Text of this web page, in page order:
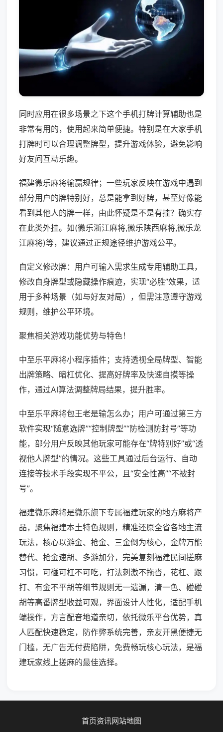
同时应用在很多场景之下这个手机打牌计算辅助也是
非常有用的，使用起来简单便捷。特别是在大家手机
打牌时可以合理调整牌型，提升游戏体验，避免影响
好友间互动乐趣。
福建微乐麻将输赢规律；一些玩家反映在游戏中遇到
部分用户的牌特别好，总是能拿到好牌，甚至好像能
看到其他人的牌一样，由此怀疑是不是有挂？确实存
在此类外挂。如(微乐浙江麻将,微乐陕西麻将,微乐龙
江麻将)等，建议通过正规途径维护游戏公平。
自定义修改牌：用户可输入需求生成专用辅助工具，
修改自身牌型或隐藏操作痕迹，实现“必胜”效果，适
用于多种场景（如与好友对局），但需注意遵守游戏
规则，维护公平环境。
聚焦相关游戏功能优势与特色！
中至乐平麻将小程序插件；支持透视全局牌型、智能
出牌策略、暗杠优化、提高好牌率及快速自摸等操
作，通过AI算法调整牌局结果，提升胜率。
中至乐平麻将包王老是输怎么办；用户可通过第三方
软件实现“随意选牌”“控制牌型”“防检测防封号”等功
能，部分用户反映其他玩家可能存在“牌特别好”或“透
视他人牌型”的情况。这些工具通过后台运行、自动
连接等技术手段实现不平公，且“安全性高”“不被封
号”。
福建微乐麻将是微乐旗下专属福建玩家的地方麻将产
品，聚焦福建本土特色规则，精准还原全省各地主流
玩法，核心以游金、抢金、三金倒为核心，金牌万能
替代、抢金速胡、多游加分，完美复刻福建民间搓麻
习惯，可碰可杠不可吃，打法刺激不拖沓，花杠、跟
打、有金不平胡等细节规则无一遗漏，清一色、碰碰
胡等高番牌型收益可观，界面设计人性化，适配手机
端操作，方言配音地道亲切，依托微乐平台优势，真
人匹配快速稳定，防作弊系统完善，亲友开黑便捷无
门槛，无广告无付费陷阱，免费畅玩核心玩法，是福
建玩家线上搓麻的最佳选择。
首页资讯网站地图